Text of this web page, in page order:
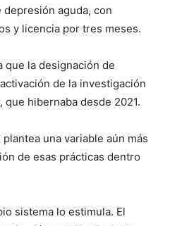
aguda, con
y licencia por tres meses.
que la designación de
de la investigación
que hibernaba desde 2021.
una variable aún más
de esas prácticas dentro
sistema lo estimula. El